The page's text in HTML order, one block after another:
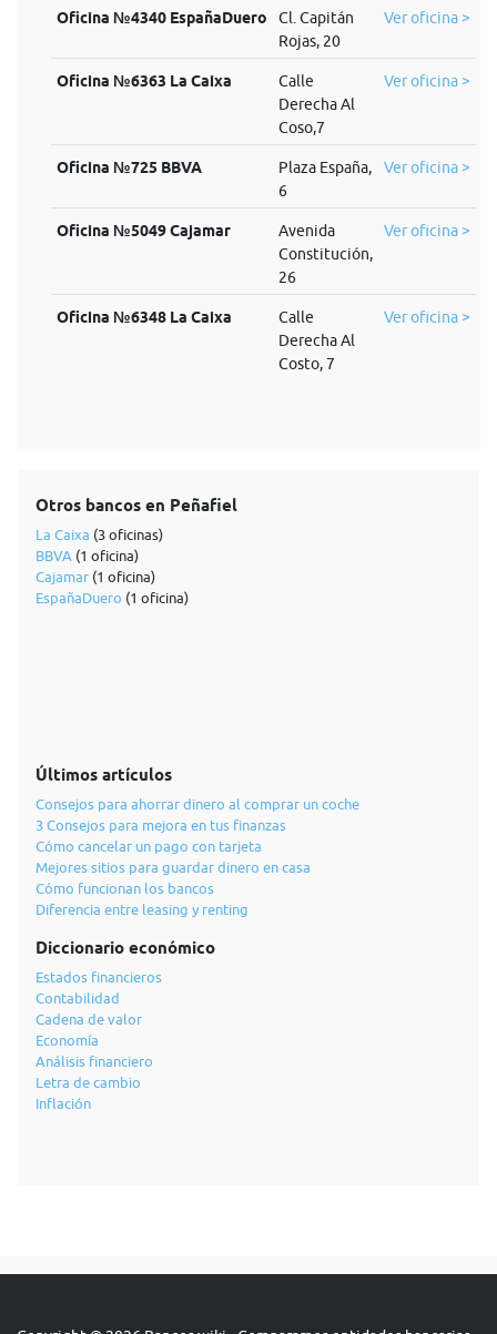
Oficina №4340 EspañaDuero
Cl. Capitán
Rojas, 20
Ver oficina >
Oficina №6363 La Caixa
Calle
Derecha Al
Coso,7
Ver oficina >
Oficina №725 BBVA
Plaza España,
6
Ver oficina >
Oficina №5049 Cajamar
Avenida
Constitución,
26
Ver oficina >
Oficina №6348 La Caixa
Calle
Derecha Al
Costo, 7
Ver oficina >
Otros bancos en Peñafiel
La Caixa (3 oficinas)
BBVA (1 oficina)
Cajamar (1 oficina)
EspañaDuero (1 oficina)
Últimos artículos
Consejos para ahorrar dinero al comprar un coche
3 Consejos para mejora en tus finanzas
Cómo cancelar un pago con tarjeta
Mejores sitios para guardar dinero en casa
Cómo funcionan los bancos
Diferencia entre leasing y renting
Diccionario económico
Estados financieros
Contabilidad
Cadena de valor
Economía
Análisis financiero
Letra de cambio
Inflación